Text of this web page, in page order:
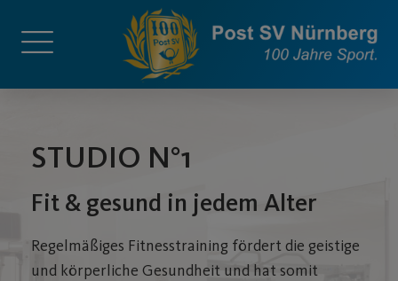
STUDIO N°1
Fit & gesund in jedem Alter
Regelmäßiges Fitnesstraining fördert die geistige
und körperliche Gesundheit und hat somit